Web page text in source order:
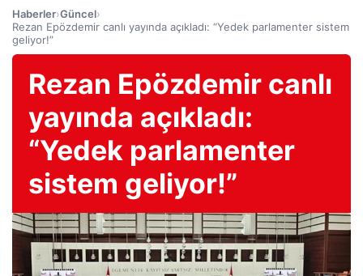
Haberler›Güncel›
Rezan Epözdemir canlı yayında açıkladı: “Yedek parlamenter sistem
geliyor!”
Rezan Epözdemir canlı
yayında açıkladı:
“Yedek parlamenter
sistem geliyor!”